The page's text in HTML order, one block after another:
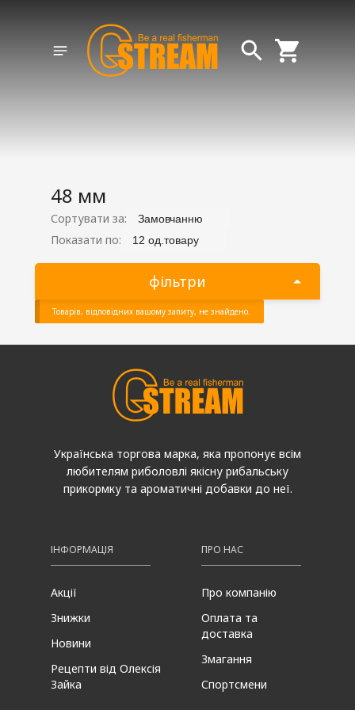
48 мм
Сортувати за: Замовчанню
Показати по: 12 од.товару
фільтри
Товарів, відповідних вашому запиту, не знайдено.
Українська торгова марка, яка пропонує всім
любителям риболовлі якісну рибальську
прикормку та ароматичні добавки до неї.
ІНФОРМАЦІЯ
Акції
Знижки
Новини
Рецепти від Олексія
Зайка
ПРО НАС
Про компанію
Оплата та
доставка
Змагання
Спортсмени